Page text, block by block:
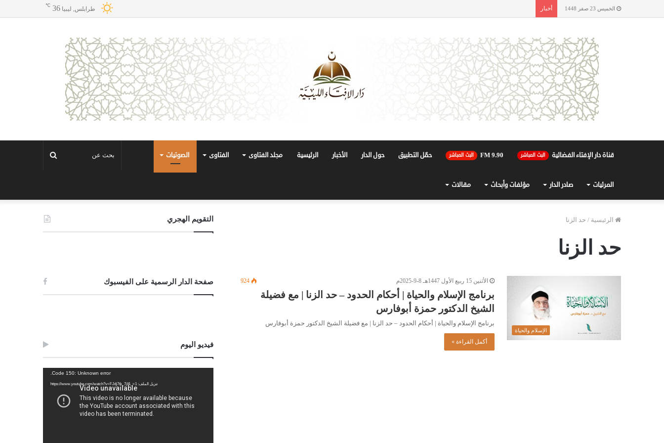
الخميس 23 صفر 1448 أخبار طرابلس, ليبيا 36
℃
قناة دار الإفتاء الفضائية البث المباشر 90.FM 9 البث المباشر حمّل التطبيق حول الدار الأخبار الرئيسية مجلد الفتاوى الفتاوى الصوتيات
المرئيات صادر الدار مؤلفات وأبحاث مقالات
الرئيسية / حد الزنا
حد الزنا
الإسلام والحياة
الأثنين 15 ربيع الأول 1447هـ 8-9-2025م 924
برنامج الإسلام والحياة | أحكام الحدود – حد الزنا | مع فضيلة
الشيخ الدكتور حمزة أبوفارس
برنامج الإسلام والحياة | أحكام الحدود – حد الزنا | مع فضيلة الشيخ الدكتور حمزة أبوفارس
أكمل القراءة »
التقويم الهجري
صفحة الدار الرسمية على الفيسبوك
فيديو اليوم
Code 150: Unknown error.
تنزيل الملف: https://www.youtube.com/watch?v=FJdj7tk_7jI&_=1